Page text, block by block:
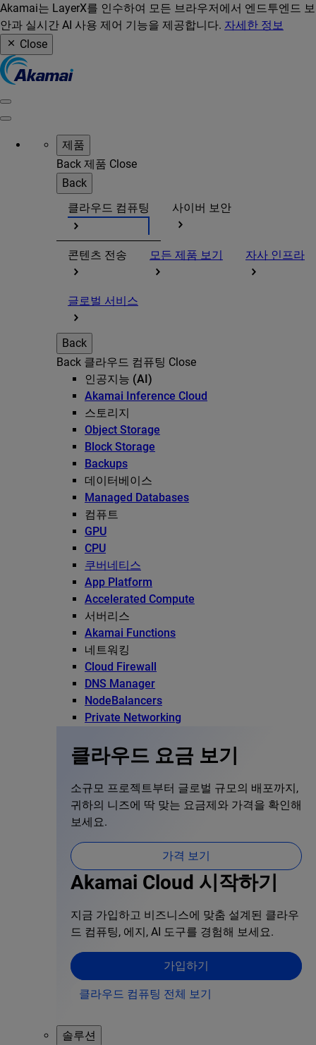
Akamai는 LayerX를 인수하여 모든 브라우저에서 엔드투엔드 보
안과 실시간 AI 사용 제어 기능을 제공합니다. 자세한 정보
Close
제품
Back 제품 Close
Back
클라우드 컴퓨팅
사이버 보안
콘텐츠 전송 모든 제품 보기 자사 인프라
글로벌 서비스
Back
Back 클라우드 컴퓨팅 Close
인공지능 (AI)
Akamai Inference Cloud
스토리지
Object Storage
Block Storage
Backups
데이터베이스
Managed Databases
컴퓨트
GPU
CPU
쿠버네티스
App Platform
Accelerated Compute
서버리스
Akamai Functions
네트워킹
Cloud Firewall
DNS Manager
NodeBalancers
Private Networking
클라우드 요금 보기
소규모 프로젝트부터 글로벌 규모의 배포까지,
귀하의 니즈에 딱 맞는 요금제와 가격을 확인해
보세요.
가격 보기
Akamai Cloud 시작하기
지금 가입하고 비즈니스에 맞춤 설계된 클라우
드 컴퓨팅, 에지, AI 도구를 경험해 보세요.
가입하기
클라우드 컴퓨팅 전체 보기
솔루션